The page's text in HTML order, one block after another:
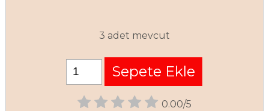
3 adet mevcut
Sepete Ekle
0.00/5